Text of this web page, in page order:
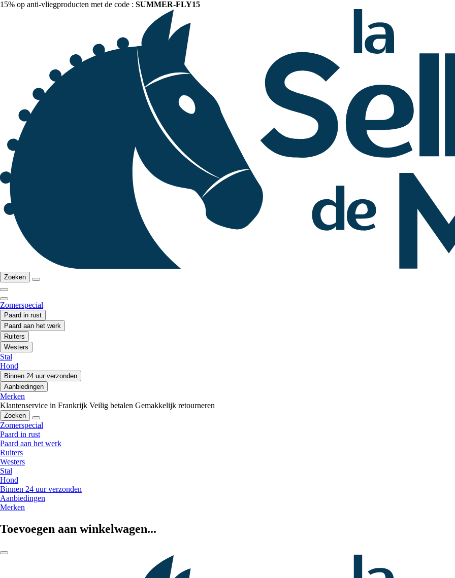
15% op anti-vliegproducten met de code : SUMMER-FLY15
Zoeken
Zomerspecial
Paard in rust
Paard aan het werk
Ruiters
Westers
Stal
Hond
Binnen 24 uur verzonden
Aanbiedingen
Merken
Klantenservice in Frankrijk Veilig betalen Gemakkelijk retourneren
Zoeken
Zomerspecial
Paard in rust
Paard aan het werk
Ruiters
Westers
Stal
Hond
Binnen 24 uur verzonden
Aanbiedingen
Merken
Toevoegen aan winkelwagen...